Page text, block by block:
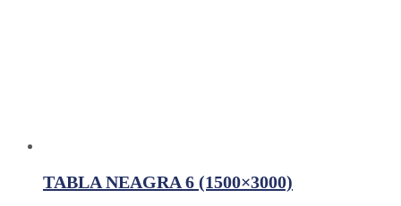
TABLA NEAGRA 6 (1500×3000)